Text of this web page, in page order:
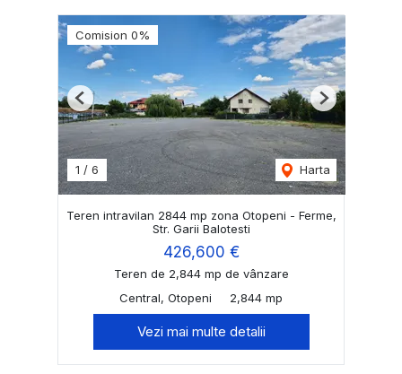
Comision 0%
1 / 6 Harta
Previous Next
Teren intravilan 2844 mp zona Otopeni - Ferme,
Str. Garii Balotesti
426,600 €
Teren de 2,844 mp de vânzare
Central, Otopeni
2,844 mp
Vezi mai multe detalii